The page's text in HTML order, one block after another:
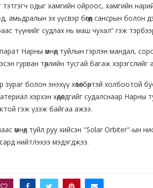
тэтгэгч одыг хамгийн ойроос, хамгийн
амьдралын эх үүсвэр бөгөөд сансрын болон
түүнийг судлах нь маш чухал” гэж
Нарны өмнөд туйлын гэрлэн мандал,
гурван төрлийн тусгай багаж
зураг болон энэхүү хөтөлбөртэй холбоотой
хэрхэн хөдөлдгийг судалснаар
гэж үзэж байгаа ажээ.
өмнөд туйл руу хийсэн "Solar Orbiter"-ын
нийтлэхээ мэдэгджээ.